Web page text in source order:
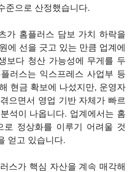
준으로 산정했습니다.
가 홈플러스 담보 가치 하락을
에 선을 긋고 있는 만큼 업계에
보다 청산 가능성에 무게를 두
러스는 익스프레스 사업부 등
현금 확보에 나섰지만, 운영자
으면서 영업 기반 자체가 빠르
석이 나옵니다. 업계에서는 홈
로 정상화를 이루기 어려울 것
얻고 있습니다.
스가 핵심 자산을 계속 매각해